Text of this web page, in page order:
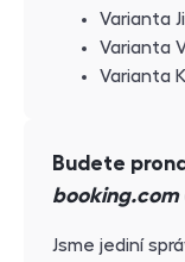
Varianta
Varianta
Varianta
Budete
booking.com
Jsme jediní